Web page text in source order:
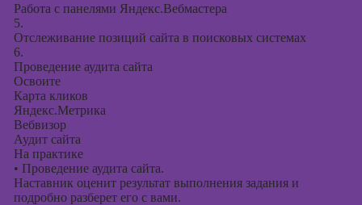
Работа с панелями Яндекс.Вебмастера
5.
Отслеживание позиций сайта в поисковых системах
6.
Проведение аудита сайта
Освоите
Карта кликов
Яндекс.Метрика
Вебвизор
Аудит сайта
На практике
• Проведение аудита сайта.
Наставник оценит результат выполнения задания и
подробно разберет его с вами.